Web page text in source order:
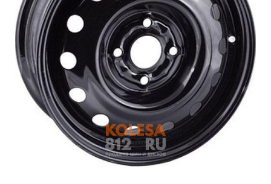
17-
52
Пн-
Пт:
9:00